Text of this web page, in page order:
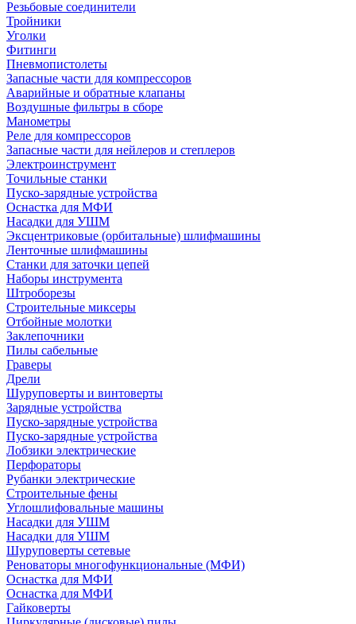
Резьбовые соединители
Тройники
Уголки
Фитинги
Пневмопистолеты
Запасные части для компрессоров
Аварийные и обратные клапаны
Воздушные фильтры в сборе
Манометры
Реле для компрессоров
Запасные части для нейлеров и степлеров
Электроинструмент
Точильные станки
Пуско-зарядные устройства
Оснастка для МФИ
Насадки для УШМ
Эксцентриковые (орбитальные) шлифмашины
Ленточные шлифмашины
Станки для заточки цепей
Наборы инструмента
Штроборезы
Строительные миксеры
Отбойные молотки
Заклепочники
Пилы сабельные
Граверы
Дрели
Шуруповерты и винтоверты
Зарядные устройства
Пуско-зарядные устройства
Пуско-зарядные устройства
Лобзики электрические
Перфораторы
Рубанки электрические
Строительные фены
Углошлифовальные машины
Насадки для УШМ
Насадки для УШМ
Шуруповерты сетевые
Реноваторы многофункциональные (МФИ)
Оснастка для МФИ
Оснастка для МФИ
Гайковерты